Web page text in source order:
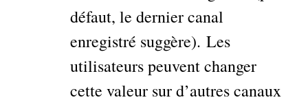
défaut, le dernier canal
enregistré suggère). Les
utilisateurs peuvent changer
cette valeur sur d’autres canaux